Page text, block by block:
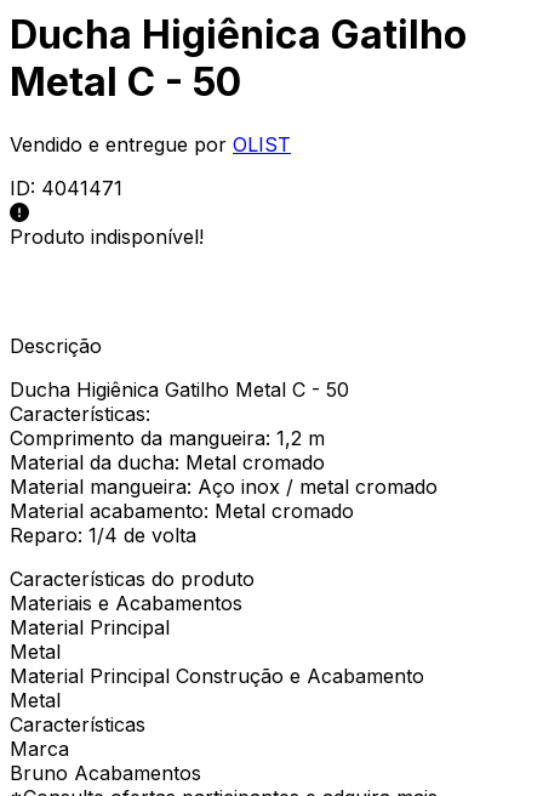
Ducha Higiênica Gatilho
Metal C - 50
Vendido e entregue por OLIST
ID: 4041471
Produto indisponível!
Descrição
Ducha Higiênica Gatilho Metal C - 50
Características:
Comprimento da mangueira: 1,2 m
Material da ducha: Metal cromado
Material mangueira: Aço inox / metal cromado
Material acabamento: Metal cromado
Reparo: 1/4 de volta
Características do produto
Materiais e Acabamentos
Material Principal
Metal
Material Principal Construção e Acabamento
Metal
Características
Marca
Bruno Acabamentos